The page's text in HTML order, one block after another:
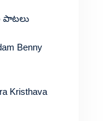
పాటలు
Benny
Kristhava